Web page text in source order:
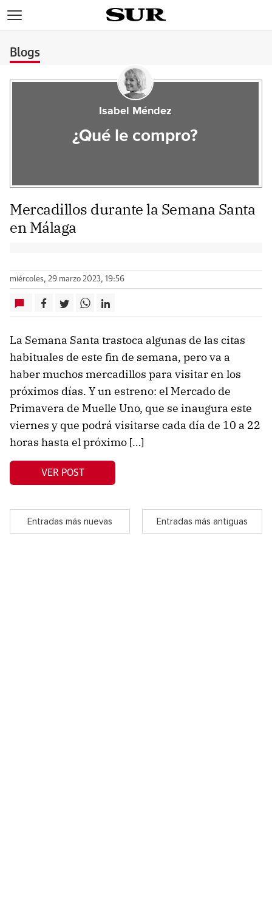
Blogs
Isabel Méndez
¿Qué le compro?
Mercadillos durante la Semana Santa
en Málaga
miércoles, 29 marzo 2023, 19:56
La Semana Santa trastoca algunas de las citas
habituales de este fin de semana, pero va a
haber muchos mercadillos para visitar en los
próximos días. Y un estreno: el Mercado de
Primavera de Muelle Uno, que se inaugura este
viernes y que podrá visitarse cada día de 10 a 22
horas hasta el próximo […]
VER POST
Entradas más nuevas Entradas más antiguas